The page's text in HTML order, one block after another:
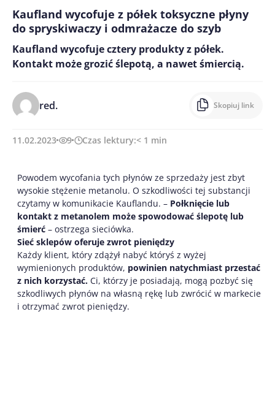
Kaufland wycofuje z półek toksyczne płyny
do spryskiwaczy i odmrażacze do szyb
Kaufland wycofuje cztery produkty z półek.
Kontakt może grozić ślepotą, a nawet śmiercią.
red. Skopiuj link
11.02.2023 9 Czas lektury:< 1 min
Powodem wycofania tych płynów ze sprzedaży jest zbyt
wysokie stężenie metanolu. O szkodliwości tej substancji
czytamy w komunikacie Kauflandu. – Połknięcie lub
kontakt z metanolem może spowodować ślepotę lub
śmierć – ostrzega sieciówka.
Sieć sklepów oferuje zwrot pieniędzy
Każdy klient, który zdążył nabyć któryś z wyżej
wymienionych produktów, powinien natychmiast przestać
z nich korzystać. Ci, którzy je posiadają, mogą pozbyć się
szkodliwych płynów na własną rękę lub zwrócić w markecie
i otrzymać zwrot pieniędzy.